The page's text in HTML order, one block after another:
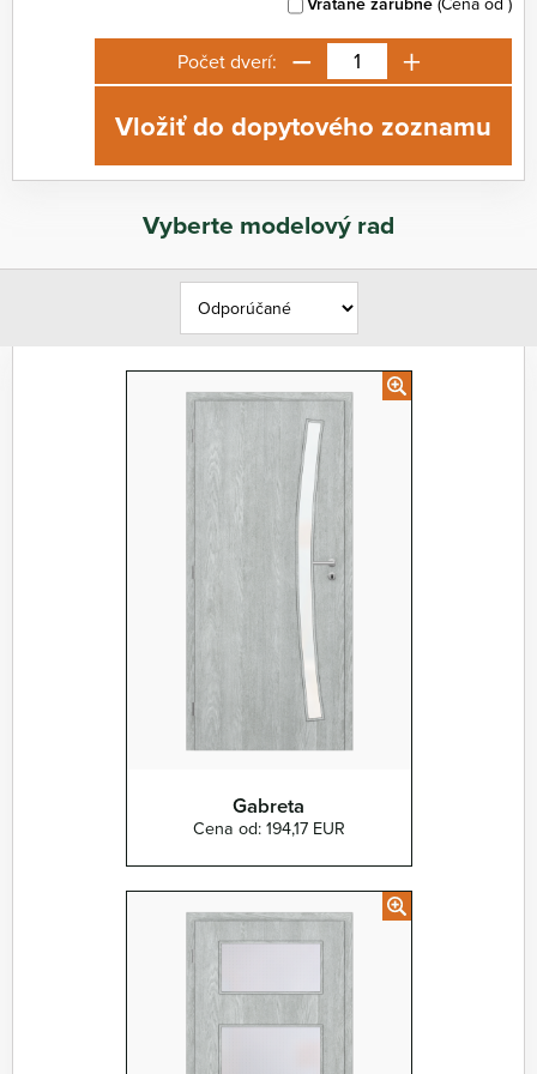
Počet dverí: − +
Vložiť do dopytového zoznamu
Vyberte modelový rad
Gabreta
Cena od: 194,17 EUR